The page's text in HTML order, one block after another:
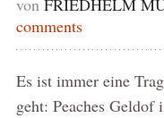
comments
Es ist immer eine
geht: Peaches Geldof